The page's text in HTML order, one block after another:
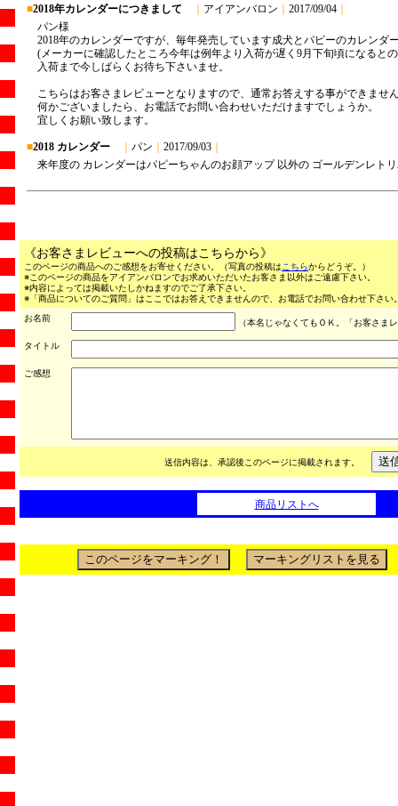
《お客さまレビューへの投稿はこちらから》
このページの商品へのご感想をお寄せください。（写真の投稿は こちらからどうぞ。）
※このページの商品をアイアンバロンでお求めいただいたお客さま以外はご遠慮下さい。
※内容によっては掲載いたしかねますのでご了承下さい。
※「商品についてのご質問」はここではお答えできませんので、お電話でお問い合わせ下さ
お名前
（本名じゃなくてもＯＫ。「お客さま
タイトル
ご感想
送信内容は、承認後このページに掲載されます。
商品リストへ